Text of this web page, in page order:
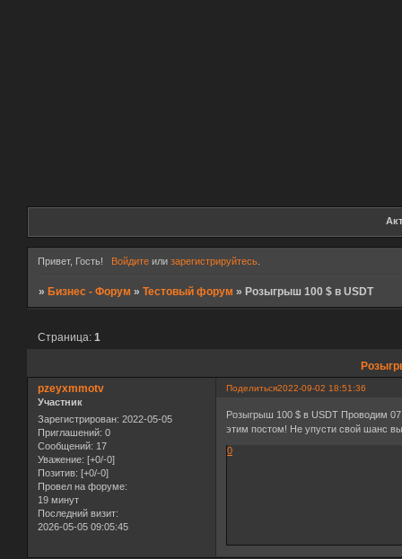
Привет, Гость! Войдитеили зарегистрируйтесь.
»Бизнес - Форум »Тестовый форум »Розыгрыш 100 $ в USDT
Страница:1
Поделиться2022-09-02 18:51:36
pzeyxmmotv
Участник
Зарегистрирован: 2022-05-05
Приглашений: 0
Сообщений: 17
Уважение: [+0/-0]
Позитив: [+0/-0]
Провел на форуме:
19 минут
Последний визит:
2026-05-05 09:05:45
Розыгрыш 100 $ в USDT Проводим
этим постом! Не упусти свой шанс
0